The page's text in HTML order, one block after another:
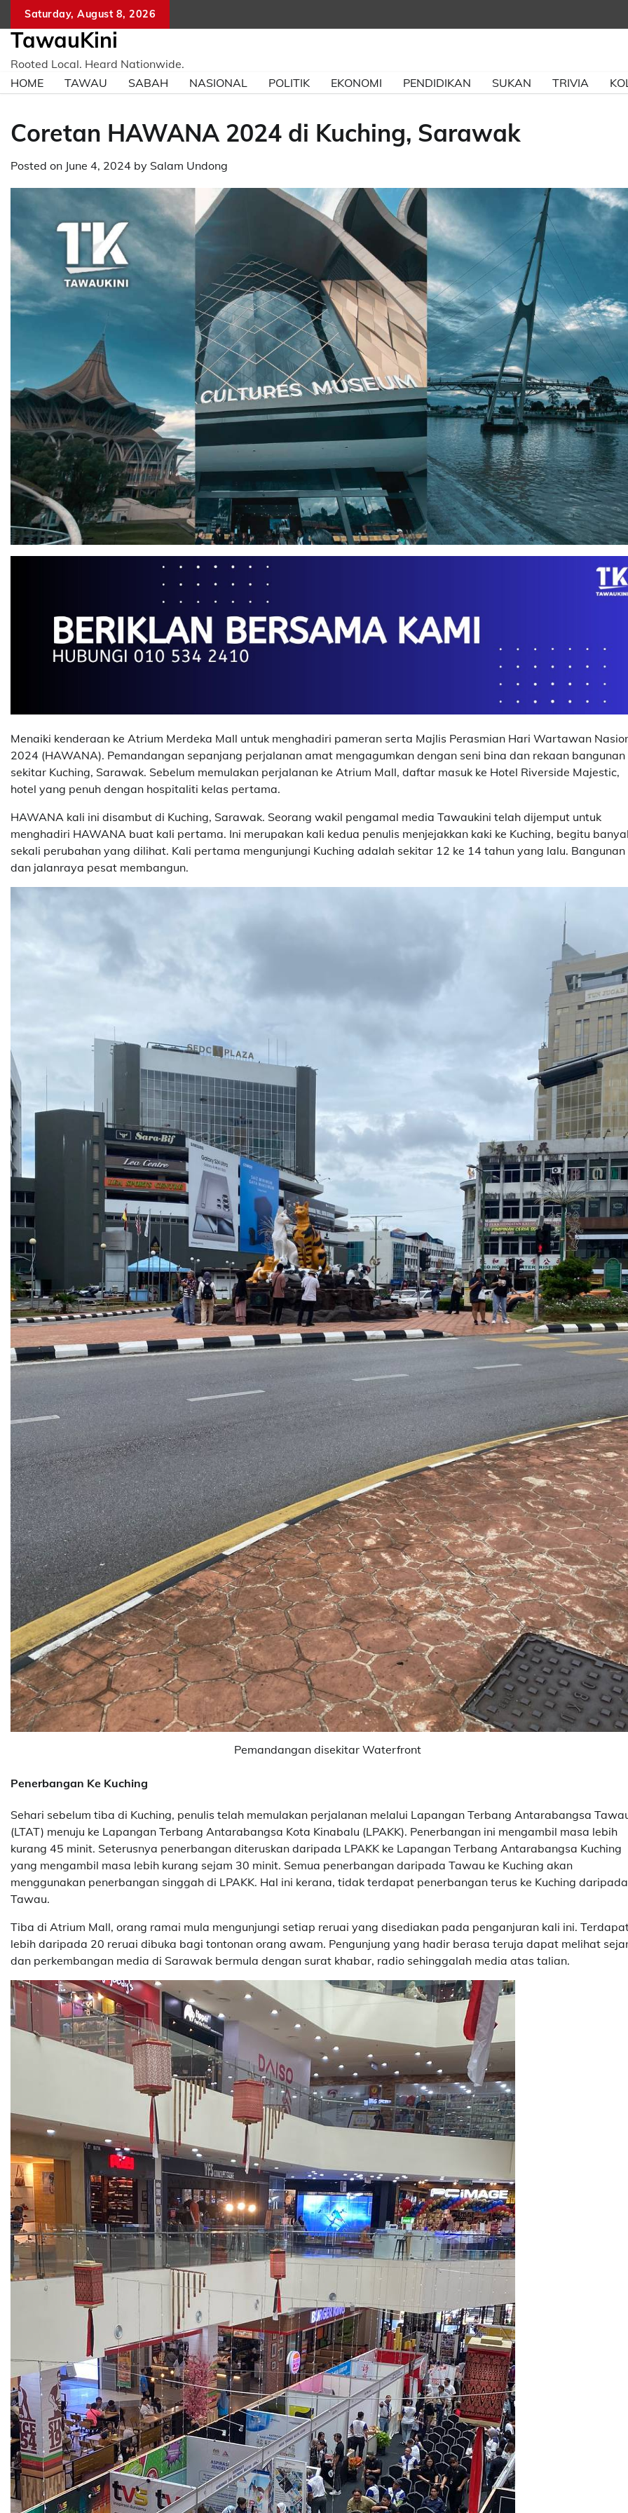
content
Saturday, August 8, 2026
TawauKini
Rooted Local. Heard Nationwide.
HOME
TAWAU SABAH NASIONAL POLITIK EKONOMI PENDIDIKAN SUKAN TRIVIA
Coretan HAWANA 2024 di Kuching, Sarawak
Posted on June 4, 2024 by Salam Undong
Menaiki kenderaan ke Atrium Merdeka Mall untuk menghadiri pameran serta Majlis Perasmian Hari Wartawan
2024 (HAWANA). Pemandangan sepanjang perjalanan amat mengagumkan dengan seni bina dan rekaan bangunan
sekitar Kuching, Sarawak. Sebelum memulakan perjalanan ke Atrium Mall, daftar masuk ke Hotel Riverside Majestic,
hotel yang penuh dengan hospitaliti kelas pertama.
HAWANA kali ini disambut di Kuching, Sarawak. Seorang wakil pengamal media Tawaukini telah dijemput untuk
menghadiri HAWANA buat kali pertama. Ini merupakan kali kedua penulis menjejakkan kaki ke Kuching, begitu
sekali perubahan yang dilihat. Kali pertama mengunjungi Kuching adalah sekitar 12 ke 14 tahun yang lalu. Bangunan
dan jalanraya pesat membangun.
Pemandangan disekitar Waterfront
Penerbangan Ke Kuching
Sehari sebelum tiba di Kuching, penulis telah memulakan perjalanan melalui Lapangan Terbang Antarabangsa
(LTAT) menuju ke Lapangan Terbang Antarabangsa Kota Kinabalu (LPAKK). Penerbangan ini mengambil masa lebih
kurang 45 minit. Seterusnya penerbangan diteruskan daripada LPAKK ke Lapangan Terbang Antarabangsa Kuching
yang mengambil masa lebih kurang sejam 30 minit. Semua penerbangan daripada Tawau ke Kuching akan
menggunakan penerbangan singgah di LPAKK. Hal ini kerana, tidak terdapat penerbangan terus ke Kuching daripada
Tawau.
Tiba di Atrium Mall, orang ramai mula mengunjungi setiap reruai yang disediakan pada penganjuran kali ini.
lebih daripada 20 reruai dibuka bagi tontonan orang awam. Pengunjung yang hadir berasa teruja dapat melihat
dan perkembangan media di Sarawak bermula dengan surat khabar, radio sehinggalah media atas talian.